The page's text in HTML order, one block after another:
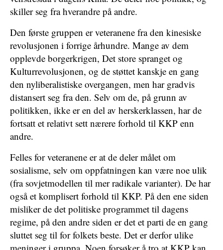
skiller seg fra hverandre på andre.
Den første gruppen er veteranene fra den kinesiske
revolusjonen i forrige århundre. Mange av dem
opplevde borgerkrigen, Det store spranget og
Kulturrevolusjonen, og de støttet kanskje en gang
den nyliberalistiske overgangen, men har gradvis
distansert seg fra den. Selv om de, på grunn av
politikken, ikke er en del av herskerklassen, har de
fortsatt et relativt sett nærere forhold til KKP enn
andre.
Felles for veteranene er at de deler målet om
sosialisme, selv om oppfatningen kan være noe ulik
(fra sovjetmodellen til mer radikale varianter). De har
også et komplisert forhold til KKP. På den ene siden
misliker de det politiske programmet til dagens
regime, på den andre siden er det et parti de en gang
sluttet seg til for folkets beste. Det er derfor ulike